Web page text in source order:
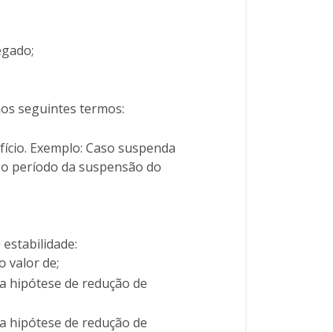
seguintes termos:
Exemplo: Caso suspenda
período da suspensão do
valor de;
hipótese de redução de
hipótese de redução de